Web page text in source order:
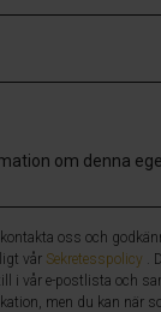
oss och
vår Sekretesspolicy .
i vår e-postlista och
men du kan när